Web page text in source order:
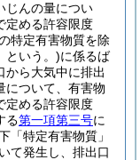
じんの量につい
定める許容限度
特定有害物質を除
という。)に係るば
から大気中に排出
について、有害物
定める許容限度
る第一項第三号に
「特定有害物質」
て発生し、排出口